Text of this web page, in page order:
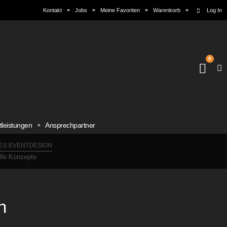
Kontakt Jobs Meine Favoriten Warenkorb Log In
0
Ansprechpartner
EVENTDESIGN
Konzepte